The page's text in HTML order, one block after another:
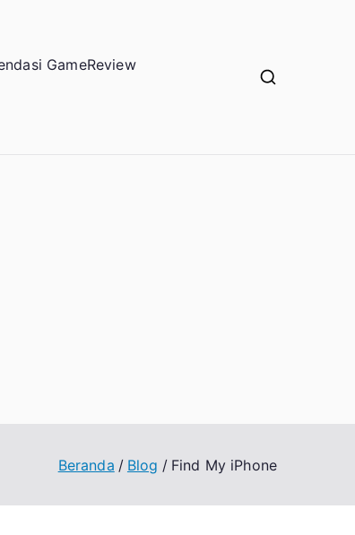
GameReview
Beranda Blog Find My iPhone